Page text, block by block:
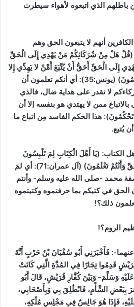
باطلهم الذي اتبعوه لأهواء سيطرت
أنهم لا يتبعون الحق وهم
(قُلْ هَلْ مِنْ شُرَكَائِكُمْ مَنْ يَهْدِي إِلَى الْحَقِّ
إِلَى الْحَقِّ أَحَقُّ أَنْ يُتَّبَعَ أَمَّنْ لا يَهِدِّي إِلا
(يونس:35)
: أي أنكم تعلمون أن
لا تقدر على هداية ضال، فالذي
ممن لا يهتدي هو بنفسه إلا أن
هذا الحكم الفاسد مِن اتباع ما
يُتبع.
الكتاب: (يَا أَهْلَ الْكِتَابِ لِمَ تَلْبِسُونَ
وَأَنْتُمْ تَعْلَمُونَ) (آل عمران:71)
: أي لمَ
محمد -صلى الله عليه وسلم- وأنتم
في كتبكم بما حرفتموه وكتبتموه
ذلك؟!
الروم؟!
: فَأَخْبَرَنِي أَبُو سُفْيَانَ بْنُ حَرْبٍ أَنَّهُ
قَدِمُوا تِجَارًا فِي المُدَّةِ الَّتِي كَانَتْ
وَسَلَّمَ- وَبَيْنَ كُفَّارِ قُرَيْشٍ، قَالَ أَبُو
بِبَعْضِ الشَّأْمِ، فَانْطُلِقَ بِي وَبِأَصْحَابِي،
عَلَيْهِ، فَإِذَا هُوَ جَالِسٌ فِي مَجْلِسِ مُلْكِهِ،